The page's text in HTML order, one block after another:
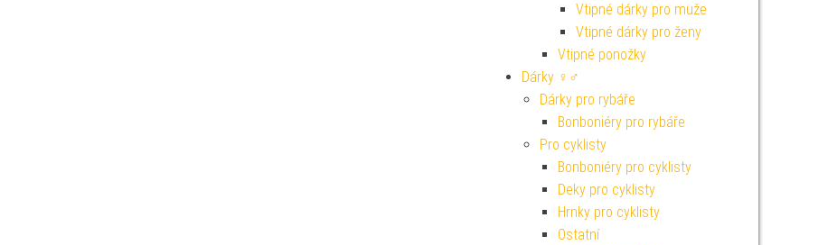
Vtipné dárky pro muže
Vtipné dárky pro ženy
Vtipné ponožky
Dárky ♀♂
Dárky pro rybáře
Bonboniéry pro rybáře
Pro cyklisty
Bonboniéry pro cyklisty
Deky pro cyklisty
Hrnky pro cyklisty
Ostatní